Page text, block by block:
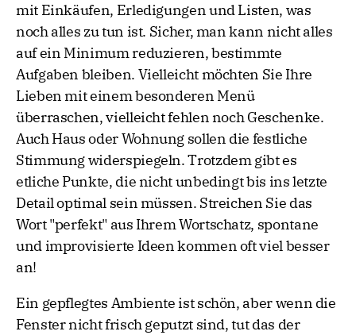
mit Einkäufen, Erledigungen und Listen, was
noch alles zu tun ist. Sicher, man kann nicht alles
auf ein Minimum reduzieren, bestimmte
Aufgaben bleiben. Vielleicht möchten Sie Ihre
Lieben mit einem besonderen Menü
überraschen, vielleicht fehlen noch Geschenke.
Auch Haus oder Wohnung sollen die festliche
Stimmung widerspiegeln. Trotzdem gibt es
etliche Punkte, die nicht unbedingt bis ins letzte
Detail optimal sein müssen. Streichen Sie das
Wort "perfekt" aus Ihrem Wortschatz, spontane
und improvisierte Ideen kommen oft viel besser
an!
Ein gepflegtes Ambiente ist schön, aber wenn die
Fenster nicht frisch geputzt sind, tut das der